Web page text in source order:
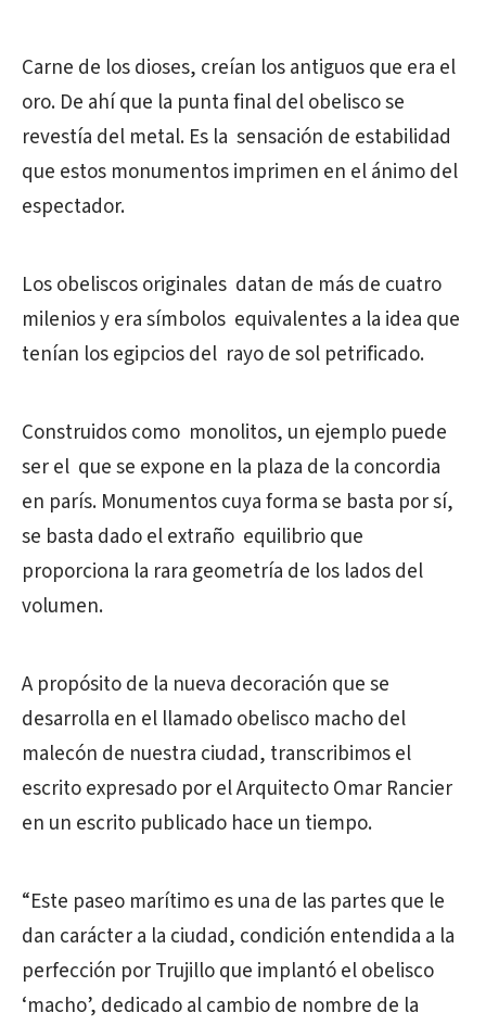
Carne de los dioses, creían los antiguos que era el
oro. De ahí que la punta final del obelisco se
revestía del metal. Es la sensación de estabilidad
que estos monumentos imprimen en el ánimo del
espectador.
Los obeliscos originales datan de más de cuatro
milenios y era símbolos equivalentes a la idea que
tenían los egipcios del rayo de sol petrificado.
Construidos como monolitos, un ejemplo puede
ser el que se expone en la plaza de la concordia
en parís. Monumentos cuya forma se basta por sí,
se basta dado el extraño equilibrio que
proporciona la rara geometría de los lados del
volumen.
A propósito de la nueva decoración que se
desarrolla en el llamado obelisco macho del
malecón de nuestra ciudad, transcribimos el
escrito expresado por el Arquitecto Omar Rancier
en un escrito publicado hace un tiempo.
“Este paseo marítimo es una de las partes que le
dan carácter a la ciudad, condición entendida a la
perfección por Trujillo que implantó el obelisco
‘macho’, dedicado al cambio de nombre de la